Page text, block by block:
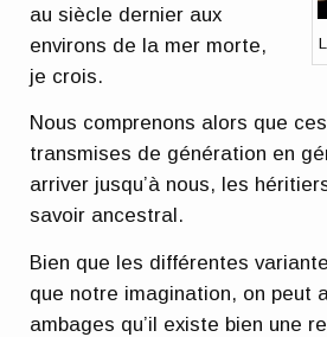
au siècle dernier aux
environs de la mer morte,
je crois.
Nous comprenons alors que
transmises de génération en
arriver jusqu’à nous, les
savoir ancestral.
Bien que les différentes
que notre imagination, on peut
ambages qu’il existe bien une